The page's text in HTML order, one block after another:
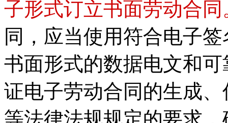
子形式订立书面劳动合同
同，应当使用符合电子
书面形式的数据电文和
证电子劳动合同的生成